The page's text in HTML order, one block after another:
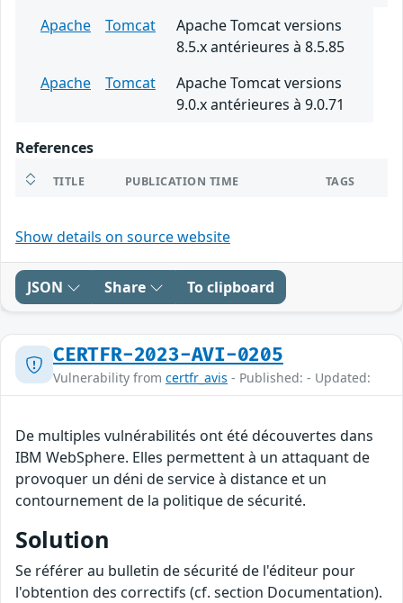
Apache Tomcat
Apache Tomcat versions
8.5.x antérieures à 8.5.85
Apache
Tomcat
Apache Tomcat versions
9.0.x antérieures à 9.0.71
References
TITLE PUBLICATION TIME TAGS
Show details on source website
JSON Share To clipboard
CERTFR-2023-AVI-0205
Vulnerability from certfr_avis - Published: - Updated:
De multiples vulnérabilités ont été découvertes dans
IBM WebSphere. Elles permettent à un attaquant de
provoquer un déni de service à distance et un
contournement de la politique de sécurité.
Solution
Se référer au bulletin de sécurité de l'éditeur pour
l'obtention des correctifs (cf. section Documentation).